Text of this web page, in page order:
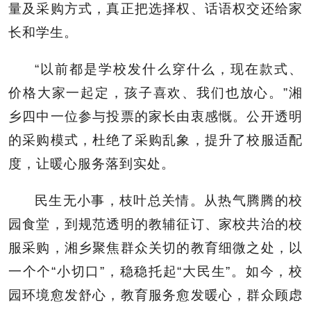
量及采购方式，真正把选择权、话语权交还给家
长和学生。
“以前都是学校发什么穿什么，现在款式、
价格大家一起定，孩子喜欢、我们也放心。”湘
乡四中一位参与投票的家长由衷感慨。公开透明
的采购模式，杜绝了采购乱象，提升了校服适配
度，让暖心服务落到实处。
民生无小事，枝叶总关情。从热气腾腾的校
园食堂，到规范透明的教辅征订、家校共治的校
服采购，湘乡聚焦群众关切的教育细微之处，以
一个个“小切口”，稳稳托起“大民生”。如今，校
园环境愈发舒心，教育服务愈发暖心，群众顾虑